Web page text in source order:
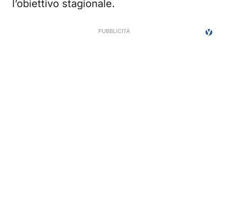
l’obiettivo stagionale.